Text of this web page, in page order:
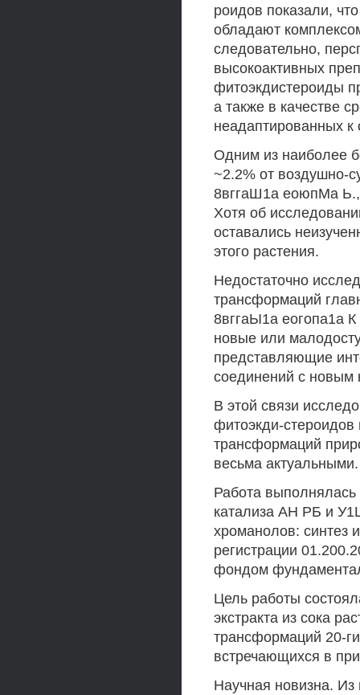
роидов показали,
обладают
следовательно,
высокоактивных
фитоэкдистероиды
а также в качестве
неадаптированных
Одним из наиболее
~2.2% от воздушно-
8вггаШ1а еоюпМа
Хотя об
оставались
этого растения.
Недостаточно
трансформаций
8вггаЫ1а еогопа1а
новые или
представляющие
соединений с новым
В этой связи
фитоэкди-стероидов
трансформаций
весьма актуальными.
Работа
катализа АН РБ и
хроманолов: синтез
регистрации
фондом
Цель работы
экстракта из сока
трансформаций 20-
встречающихся в
Научная новизна.